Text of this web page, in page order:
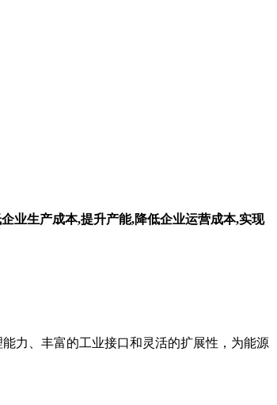
业生产成本,提升产能,降低企业运营成本,实现
力、丰富的工业接口和灵活的扩展性，为能源